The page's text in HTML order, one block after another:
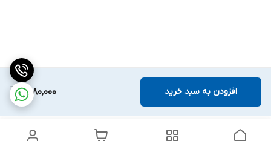
1,580,000 افزودن به سبد خرید